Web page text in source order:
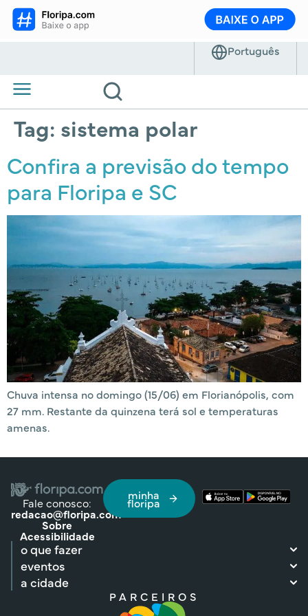
Tag: sistema polar
Confira a previsão do tempo
para Floripa e SC
Chuva intensa no domingo (15/06) em Florianópolis, com
27 mm. Restante da quinzena terá sol e temperaturas
amenas.
Fale conosco:
redacao@floripa.com
Sobre
Acessibilidade
minha
floripa
o que fazer
eventos
a cidade
PARCEIROS